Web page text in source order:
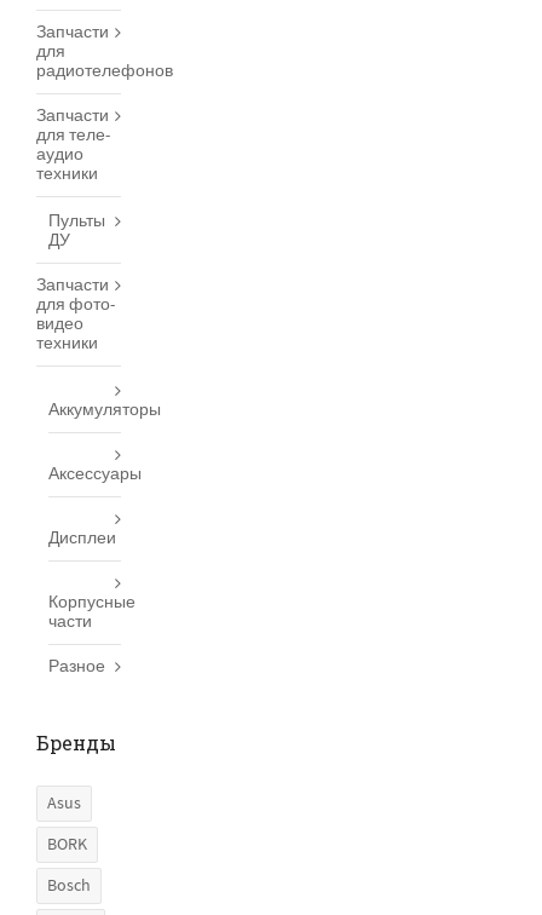
Запчасти
для
радиотелефонов
Запчасти
для теле-
аудио
техники
Пульты
ДУ
Запчасти
для фото-
видео
техники
Аккумуляторы
Аксессуары
Дисплеи
Корпусные
части
Разное
Бренды
Asus
BORK
Bosch